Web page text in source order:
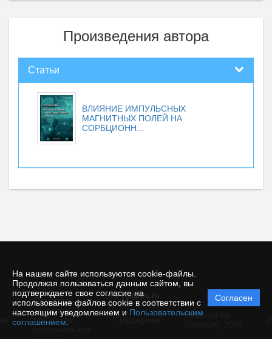
На нашем сайте используются cookie-файлы.
Продолжая пользоваться данным сайтом, вы
подтверждаете свое согласие на
использование файлов cookie в соответствии с
настоящим уведомлением и Пользовательским
соглашением
Согласен
Произведения автора
Статьи
ВЛИЯНИЕ ИМПУЛЬСНЫХ
МАГНИТНЫХ ПОЛЕЙ НА
СОРБЦИОНН...
© rusjbpc.ru
Политика
защиты и
обработки
Powered by